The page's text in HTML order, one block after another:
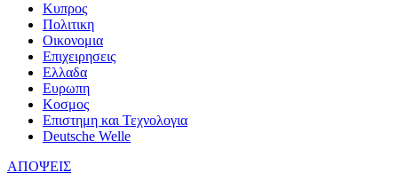
Κυπρος
Πολιτικη
Οικονομια
Επιχειρησεις
Ελλαδα
Ευρωπη
Κοσμος
Επιστημη και Τεχνολογια
Deutsche Welle
ΑΠΟΨΕΙΣ